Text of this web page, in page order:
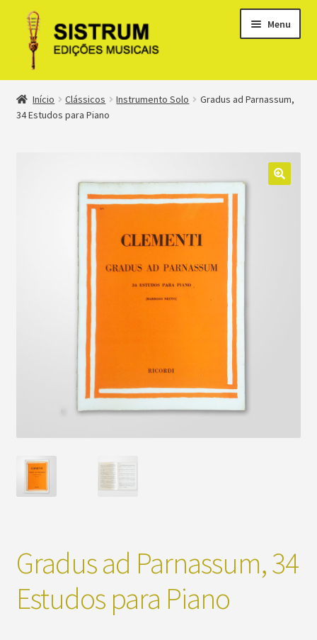
Menu
menu
Início Clássicos Instrumento Solo
Gradus ad Parnassum,
34 Estudos para Piano
Gradus ad Parnassum, 34
Estudos para Piano